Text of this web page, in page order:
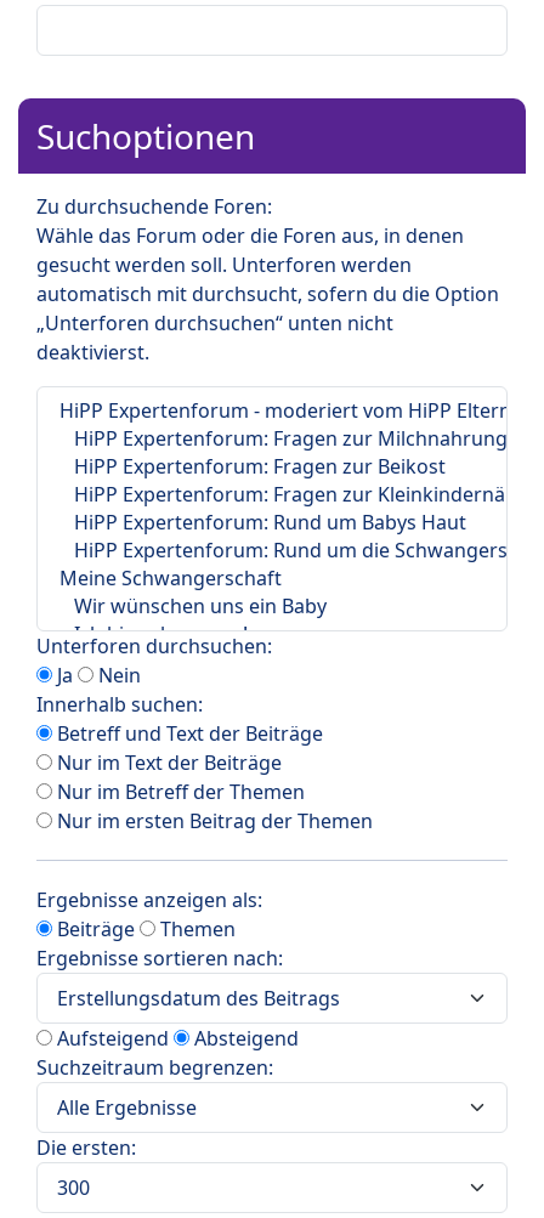
Suchoptionen
Zu durchsuchende Foren:
Wähle das Forum oder die Foren aus, in denen
gesucht werden soll. Unterforen werden
automatisch mit durchsucht, sofern du die Option
„Unterforen durchsuchen“ unten nicht
deaktivierst.
Unterforen durchsuchen:
Ja
Nein
Innerhalb suchen:
Betreff und Text der Beiträge
Nur im Text der Beiträge
Nur im Betreff der Themen
Nur im ersten Beitrag der Themen
Ergebnisse anzeigen als:
Beiträge
Themen
Ergebnisse sortieren nach:
Aufsteigend
Absteigend
Suchzeitraum begrenzen:
Die ersten: